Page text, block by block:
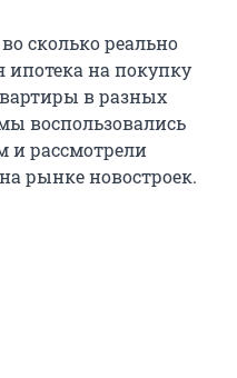
сколько реально
ипотека на покупку
в разных
воспользовались
и рассмотрели
рынке новостроек.